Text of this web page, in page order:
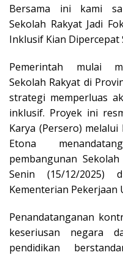
Bersama ini kami
Sekolah Rakyat Jadi
Inklusif Kian Dipercepat
Pemerintah mulai
Sekolah Rakyat di
strategi memperluas
inklusif. Proyek ini
Karya (Persero) melalui
Etona
pembangunan
Senin (15/12/
Kementerian Pekerjaan
Penandatanganan
keseriusan negara
pendidikan